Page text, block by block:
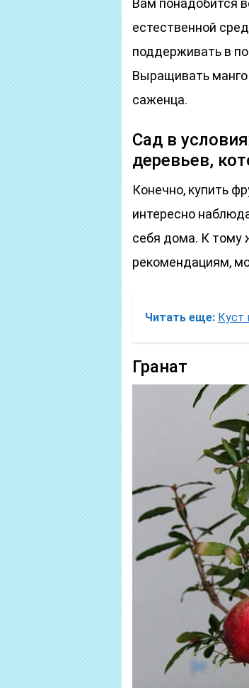
Вам понадобится
естественной
поддерживать в
Выращивать
саженца.
Сад в
деревьев,
Конечно, купить
интересно
себя дома. К тому
рекомендациям,
Читать еще: Куст
Гранат